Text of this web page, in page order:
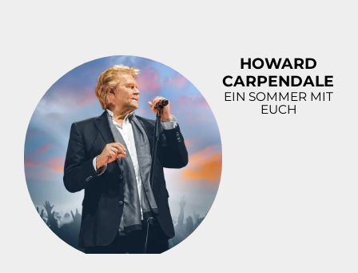
HOWARD
CARPENDALE
EIN SOMMER MIT
EUCH